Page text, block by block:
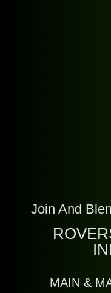
Join And
MAIN &